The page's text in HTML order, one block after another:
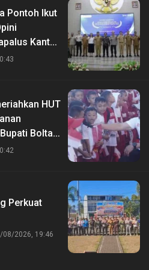
Pontoh Ikut
Kantur
HUT
Boltara
Sehat
Perkuat
08/2026, 19:46